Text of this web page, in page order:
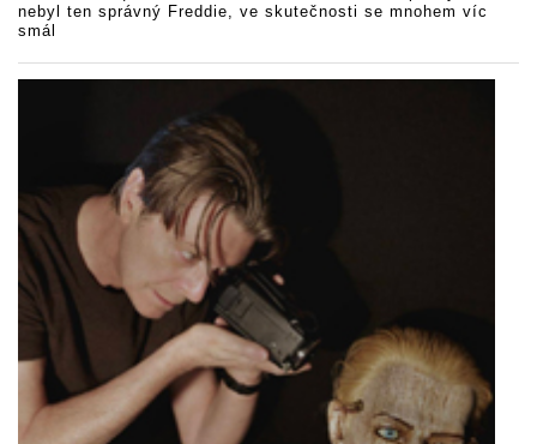
nebyl ten správný Freddie, ve skutečnosti se mnohem víc
smál